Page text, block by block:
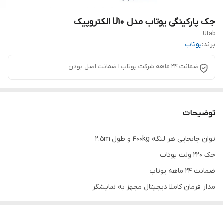
جک پارکینگی یوتاب مدل U10 الکتروپیک
Utab
برند:یوتاب
ضمانت 24 ماهه شرکت یوتاب+ضمانت اصل بودن
توضیحات
توان جابجایی هر لنگه 400kg و طول 2.5m
جک 220 ولت یوتاب
ضمانت 24 ماهه یوتاب
مدار فرمان کاملا دیجیتال مجهز به نمایشگر